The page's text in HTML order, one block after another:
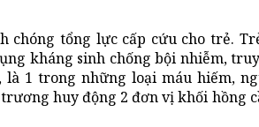
chóng tổng lực cấp cứu cho trẻ.
kháng sinh chống bội nhiễm,
là 1 trong những loại máu hiếm,
huy động 2 đơn vị khối hồng